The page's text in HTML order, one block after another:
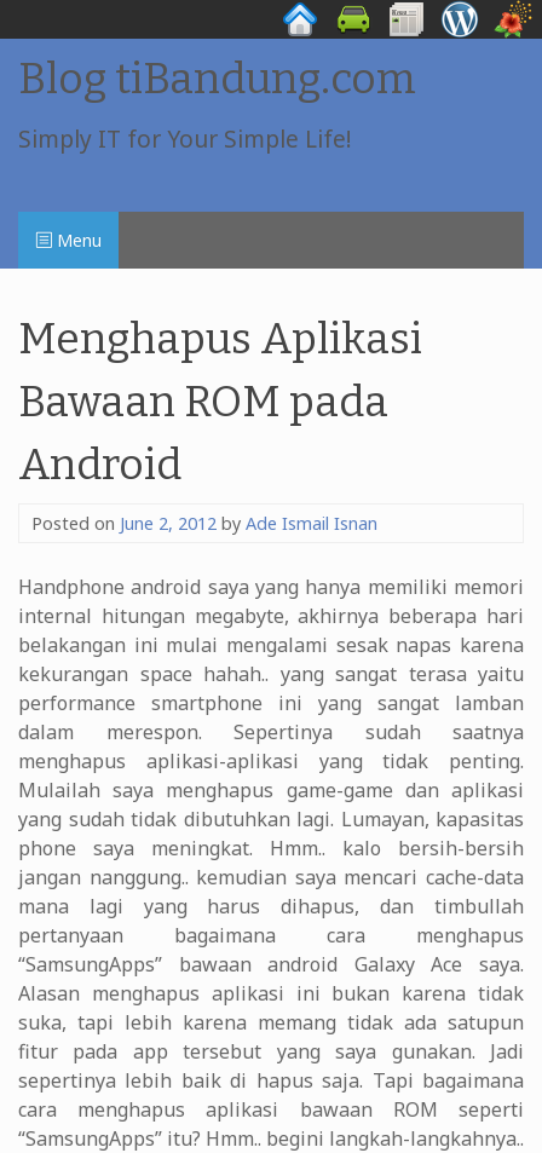
Skip
content
Blog tiBandung.com
Simply IT for Your Simple Life!
Menu
Menghapus Aplikasi
Bawaan ROM pada
Android
Posted on June 2, 2012 by Ade Ismail Isnan
Handphone android saya yang hanya memiliki memori
internal hitungan megabyte, akhirnya beberapa hari
belakangan ini mulai mengalami sesak napas karena
kekurangan space hahah.. yang sangat terasa yaitu
performance smartphone ini yang sangat lamban
dalam merespon. Sepertinya sudah saatnya
menghapus aplikasi-aplikasi yang tidak penting.
Mulailah saya menghapus game-game dan aplikasi
yang sudah tidak dibutuhkan lagi. Lumayan, kapasitas
phone saya meningkat. Hmm.. kalo bersih-bersih
jangan nanggung.. kemudian saya mencari cache-data
mana lagi yang harus dihapus, dan timbullah
pertanyaan bagaimana cara menghapus
“SamsungApps” bawaan android Galaxy Ace saya.
Alasan menghapus aplikasi ini bukan karena tidak
suka, tapi lebih karena memang tidak ada satupun
fitur pada app tersebut yang saya gunakan. Jadi
sepertinya lebih baik di hapus saja. Tapi bagaimana
cara menghapus aplikasi bawaan ROM seperti
“SamsungApps” itu? Hmm.. begini langkah-langkahnya..